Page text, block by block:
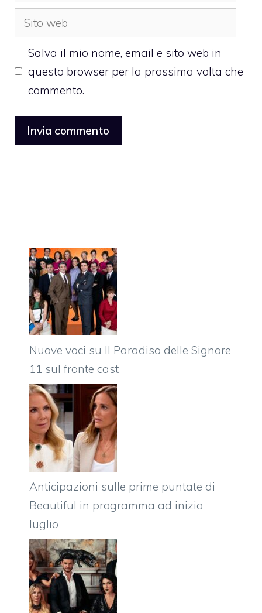
Sito
web
Salva il mio nome, email e sito web in
questo browser per la prossima volta che
commento.
Nuove voci su Il Paradiso delle Signore
11 sul fronte cast
Anticipazioni sulle prime puntate di
Beautiful in programma ad inizio
luglio